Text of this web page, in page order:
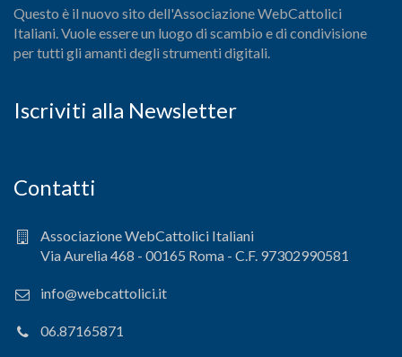
Questo è il nuovo sito dell'Associazione WebCattolici
Italiani. Vuole essere un luogo di scambio e di condivisione
per tutti gli amanti degli strumenti digitali.
Iscriviti alla Newsletter
Contatti
Associazione WebCattolici Italiani
Via Aurelia 468 - 00165 Roma - C.F. 97302990581
info@webcattolici.it
06.87165871